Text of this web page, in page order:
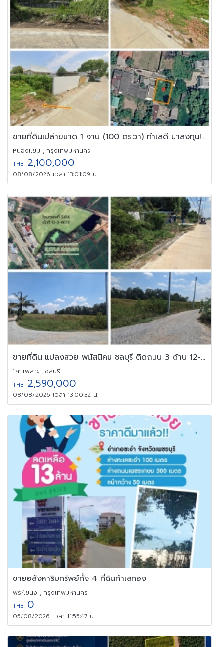
ขายที่ดินเปล่าขนาด 1 งาน (100 ตร.วา) ทำเลดี น่าลงทุน! ถนนเพชรเกษม
หนองแขม , กรุงเทพมหานคร
THB 2,100,000
08/08/2026 เวลา 13:01:09 น.
ขายที่ดิน แปลงสวย พนัสนิคม ชลบุรี ติดถนน 3 ด้าน 12-3-71 ไร่
โคกเพลาะ , ชลบุรี
THB 2,590,000
08/08/2026 เวลา 13:00:32 น.
ขายอสังหาริมทรัพย์ทั้ง 4 ที่ดินทำเลทอง
พระโขนง , กรุงเทพมหานคร
THB 0
05/08/2026 เวลา 11:55:47 น.